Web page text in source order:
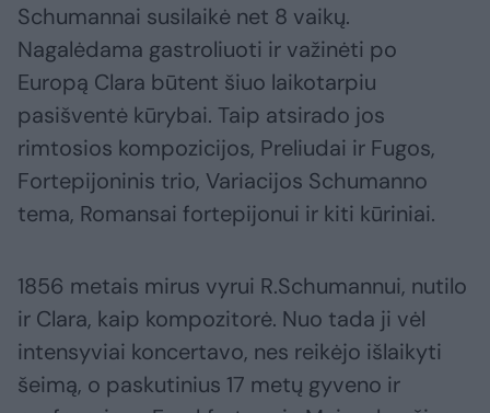
Schumannai susilaikė net 8 vaikų.
Nagalėdama gastroliuoti ir važinėti po
Europą Clara būtent šiuo laikotarpiu
pasišventė kūrybai. Taip atsirado jos
rimtosios kompozicijos, Preliudai ir Fugos,
Fortepijoninis trio, Variacijos Schumanno
tema, Romansai fortepijonui ir kiti kūriniai.
1856 metais mirus vyrui R.Schumannui, nutilo
ir Clara, kaip kompozitorė. Nuo tada ji vėl
intensyviai koncertavo, nes reikėjo išlaikyti
šeimą, o paskutinius 17 metų gyveno ir